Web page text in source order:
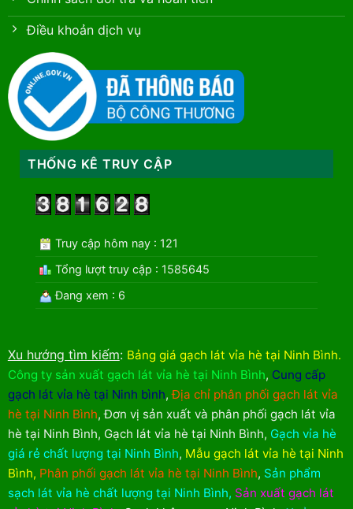
Điều khoản dịch vụ
THỐNG KÊ TRUY CẬP
Truy cập hôm nay : 121
Tổng lượt truy cập : 1585645
Đang xem : 6
Xu hướng tìm kiếm: Bảng giá gạch lát vỉa hè tại Ninh Bình.
Công ty sản xuất gạch lát vỉa hè tại Ninh Bình, Cung cấp
gạch lát vỉa hè tại Ninh bình,Địa chỉ phân phối gạch lát vỉa
hè tại Ninh Bình,Đơn vị sản xuất và phân phối gạch lát vỉa
hè tại Ninh Bình, Gạch lát vỉa hè tại Ninh Bình, Gạch vỉa hè
giá rẻ chất lượng tại Ninh Bình, Mẫu gạch lát vỉa hè tại Ninh
Bình, Phân phối gạch lát vỉa hè tại Ninh Bình, Sản phẩm
sạch lát vỉa hè chất lượng tại Ninh Bình, Sản xuất gạch lát